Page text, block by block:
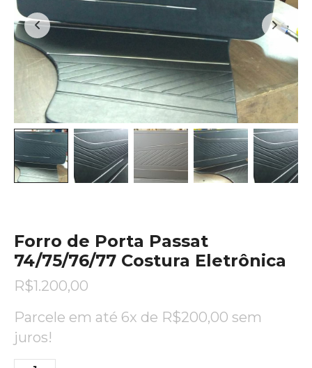
Forro de Porta Passat
74/75/76/77 Costura Eletrônica
R$1.200,00
Parcele em até 6x de R$200,00 sem
juros!